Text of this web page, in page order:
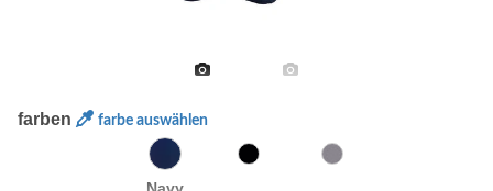
farben farbe auswählen